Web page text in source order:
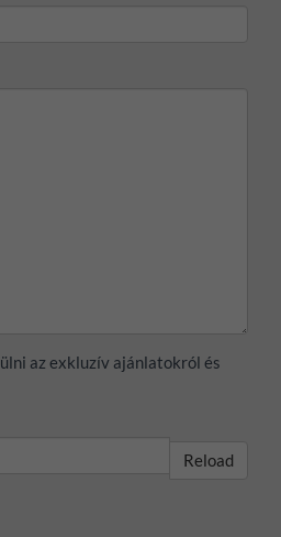
az exkluzív ajánlatokról és
Reload